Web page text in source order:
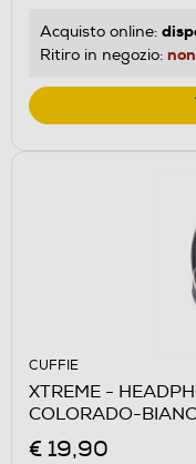
Acquisto online:
Ritiro in negozio:
CUFFIE
XTREME -
COLORADO-
€ 19,90